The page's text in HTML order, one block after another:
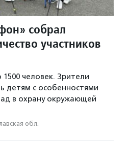
собрал
участников
человек. Зрители
детям с особенностями
в охрану окружающей
обл.